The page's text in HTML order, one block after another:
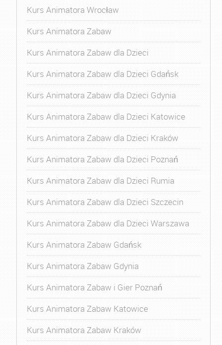
Kurs Animatora Wrocław
Kurs Animatora Zabaw
Kurs Animatora Zabaw dla Dzieci
Kurs Animatora Zabaw dla Dzieci Gdańsk
Kurs Animatora Zabaw dla Dzieci Gdynia
Kurs Animatora Zabaw dla Dzieci Katowice
Kurs Animatora Zabaw dla Dzieci Kraków
Kurs Animatora Zabaw dla Dzieci Poznań
Kurs Animatora Zabaw dla Dzieci Rumia
Kurs Animatora Zabaw dla Dzieci Szczecin
Kurs Animatora Zabaw dla Dzieci Warszawa
Kurs Animatora Zabaw Gdańsk
Kurs Animatora Zabaw Gdynia
Kurs Animatora Zabaw i Gier Poznań
Kurs Animatora Zabaw Katowice
Kurs Animatora Zabaw Kraków